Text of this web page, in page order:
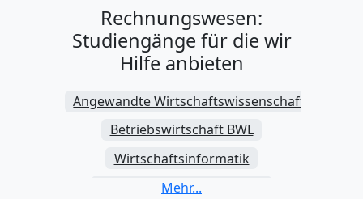
Rechnungswesen:
Studiengänge für die wir
Hilfe anbieten
Angewandte Wirtschaftswissenschaften
Betriebswirtschaft BWL
Wirtschaftsinformatik
Volkswirtschaftslehre VWL